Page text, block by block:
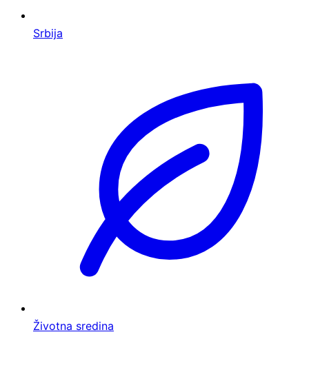
Srbija
Životna sredina